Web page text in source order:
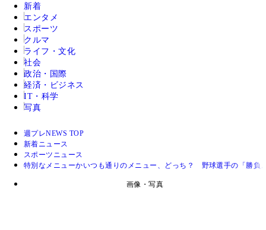
新着
エンタメ
スポーツ
クルマ
ライフ・文化
社会
政治・国際
経済・ビジネス
IT・科学
写真
週プレNEWS TOP
新着ニュース
スポーツニュース
特別なメニューかいつも通りのメニュー、どっち？ 野球選手の「勝負
画像・写真